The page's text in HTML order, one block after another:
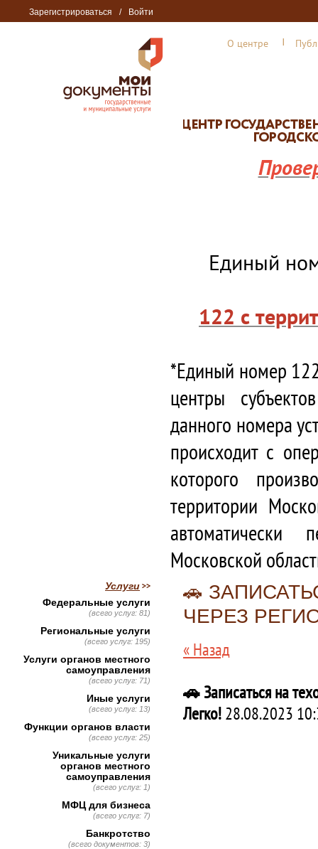
Зарегистрироваться / Войти
О центре
Единый
122 с
*Единый номер
центры
данного номера
происходит с
которого
территории
автоматически
Московской
🚗
ЧЕРЕЗ
« Назад
🚗 Записаться на
Легко!28.08.2023
Услуги
Федеральные услуги
(всего услуг: 81)
Региональные услуги
(всего услуг: 195)
Услуги органов местного
самоуправления
(всего услуг: 71)
Иные услуги
(всего услуг: 13)
Функции органов власти
(всего услуг: 25)
Уникальные услуги
органов местного
самоуправления
(всего услуг: 1)
МФЦ для бизнеса
(всего услуг: 7)
Банкротство
(всего документов: 3)